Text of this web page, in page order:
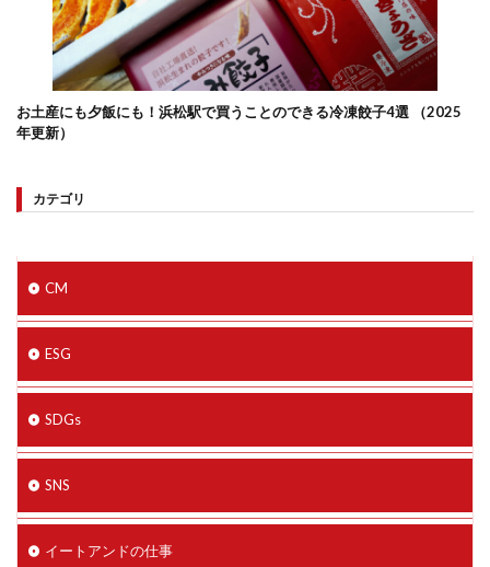
お土産にも夕飯にも！浜松駅で買うことのできる冷凍餃子4選 （2025
年更新）
カテゴリ
CM
ESG
SDGs
SNS
イートアンドの仕事